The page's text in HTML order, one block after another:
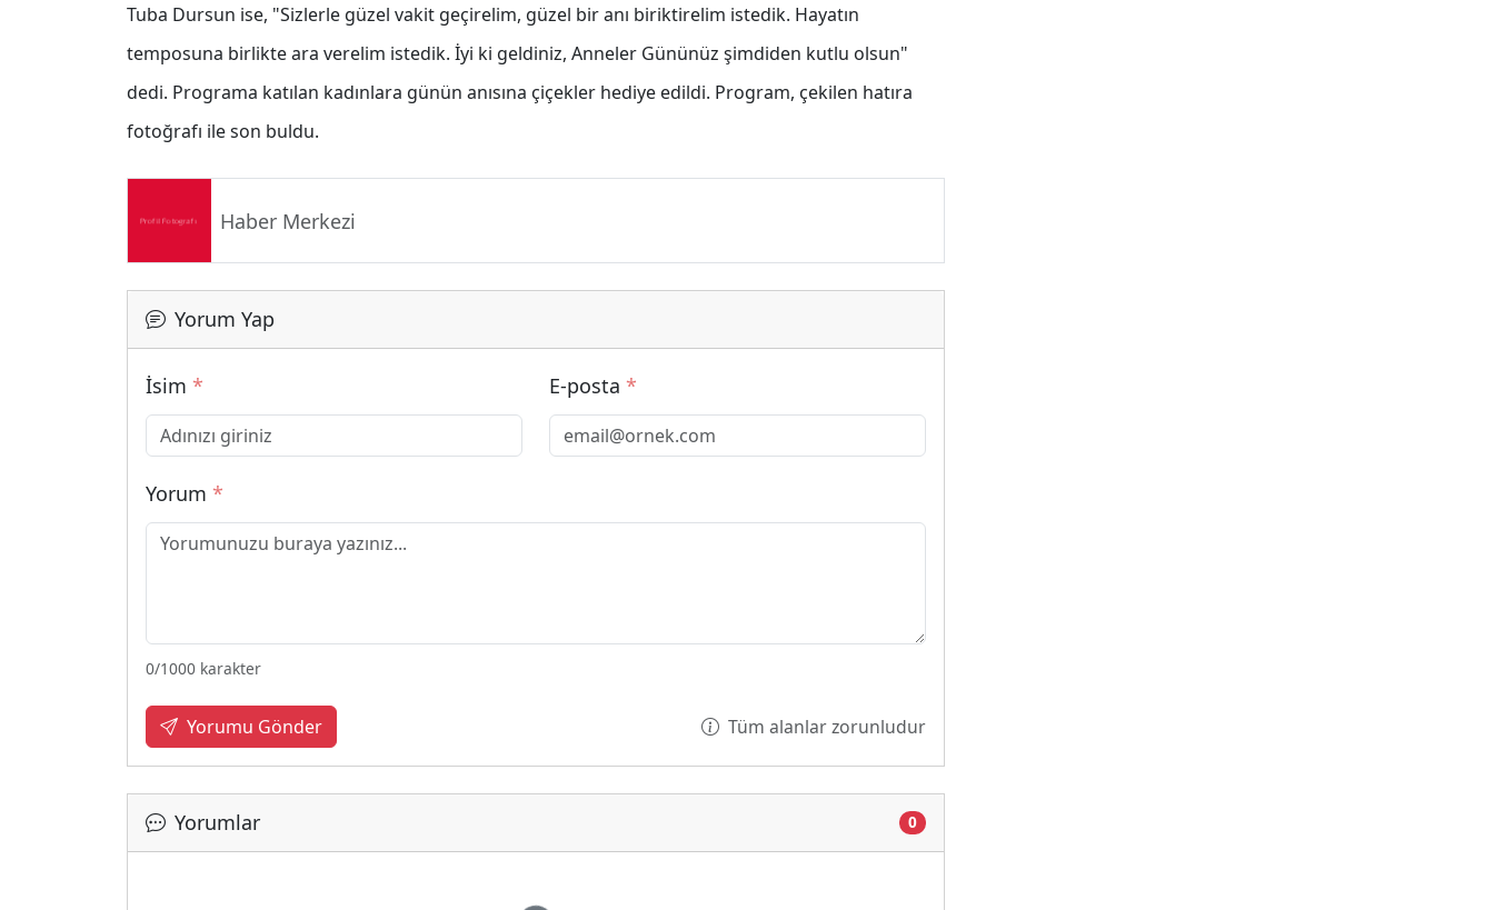
Tuba Dursun ise, "Sizlerle güzel vakit geçirelim, güzel bir anı biriktirelim istedik. Hayatın
temposuna birlikte ara verelim istedik. İyi ki geldiniz, Anneler Gününüz şimdiden kutlu olsun"
dedi. Programa katılan kadınlara günün anısına çiçekler hediye edildi. Program, çekilen hatıra
fotoğrafı ile son buldu.
Haber Merkezi
Yorum Yap
İsim * E-posta *
Yorum *
0/1000 karakter
Yorumu Gönder Tüm alanlar zorunludur
Yorumlar 0
Yükleniyor...